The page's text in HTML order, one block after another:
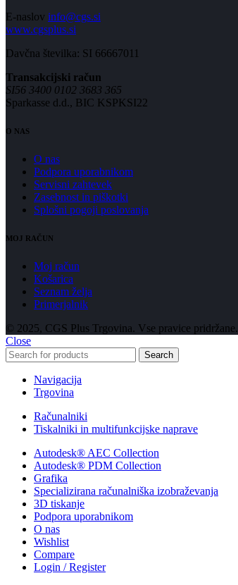
E-naslov info@cgs.si
www.cgsplus.si
Davčna številka: SI 66667011
Transakcijski račun
SI56 3400 0102 3683 365
Sparkasse d.d., BIC KSPKSI22
O NAS
O nas
Podpora uporabnikom
Servisni zahtevek
Zasebnost in piškotki
Splošni pogoji poslovanja
MOJ RAČUN
Moj račun
Košarica
Seznam želja
Primerjalnik
© 2025, CGS Plus Trgovina. Vse pravice pridržane.
Close
Search
Navigacija
Trgovina
Računalniki
Tiskalniki in multifunkcijske naprave
Autodesk® AEC Collection
Autodesk® PDM Collection
Grafika
Specializirana računalniška izobraževanja
3D tiskanje
Podpora uporabnikom
O nas
Wishlist
Compare
Login / Register